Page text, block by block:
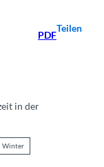
PDF
Teilen
in der
Winter